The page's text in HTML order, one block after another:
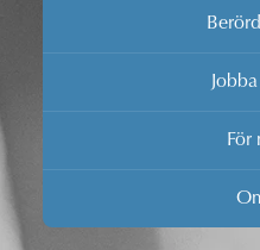
För